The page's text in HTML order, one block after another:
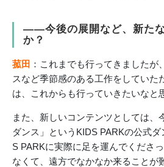
――今後の展開など、新た
か？
菰田 ：これまでも行ってきましたが
スなど季節感のある工作をしていた
は、これからも行っていきたいなと
また、新しいコンテンツとしては、
ダンス」というKIDS PARKの公式
S PARKに実際に足を運んでくださ
なくて、遠方でなかなか来ることが